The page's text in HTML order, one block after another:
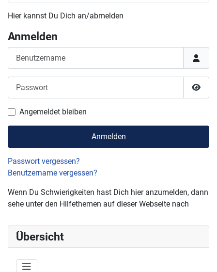
Hier kannst Du Dich an/abmelden
Anmelden
Angemeldet bleiben
Anmelden
Passwort vergessen?
Benutzername vergessen?
Wenn Du Schwierigkeiten hast Dich hier anzumelden, dann
sehe unter den Hilfethemen auf dieser Webseite nach
Übersicht